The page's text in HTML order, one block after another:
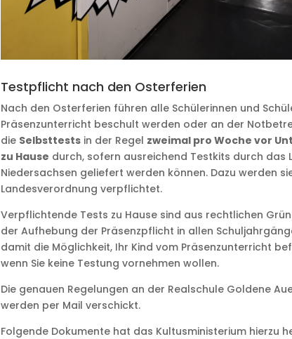
Testpflicht nach den Osterferien
Nach den Osterferien führen alle Schülerinnen und
Präsenzunterricht beschult werden oder an der
die Selbsttests in der Regel zweimal pro Woche vor
zu Hause durch, sofern ausreichend Testkits durch das
Niedersachsen geliefert werden können. Dazu werden
Landesverordnung verpflichtet.
Verpflichtende Tests zu Hause sind aus rechtlichen
der Aufhebung der Präsenzpflicht in allen
damit die Möglichkeit, Ihr Kind vom Präsenzunterricht
wenn Sie keine Testung vornehmen wollen.
Die genauen Regelungen an der Realschule Goldene
werden per Mail verschickt.
Folgende Dokumente hat das Kultusministerium hierzu